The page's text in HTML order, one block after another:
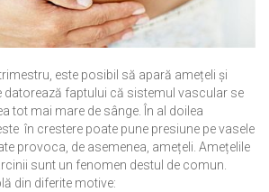
, este posibil să apară amețeli și
datorează faptului că sistemul vascular se
tot mai mare de sânge. În al doilea
în crestere poate pune presiune pevasele
provoca, de asemenea, amețeli. Amețelile
sunt un fenomen destul de comun.
din diferite motive: